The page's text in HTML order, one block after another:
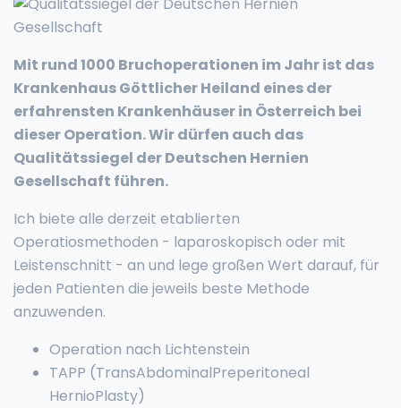
Mit rund 1000 Bruchoperationen im Jahr ist das
Krankenhaus Göttlicher Heiland eines der
erfahrensten Krankenhäuser in Österreich bei
dieser Operation. Wir dürfen auch das
Qualitätssiegel der Deutschen Hernien
Gesellschaft führen.
Ich biete alle derzeit etablierten
Operatiosmethoden - laparoskopisch oder mit
Leistenschnitt - an und lege großen Wert darauf, für
jeden Patienten die jeweils beste Methode
anzuwenden.
Operation nach Lichtenstein
TAPP (TransAbdominalPreperitoneal
HernioPlasty)